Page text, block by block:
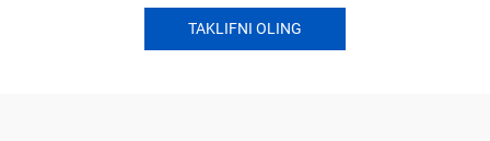
TAKLIFNI OLING